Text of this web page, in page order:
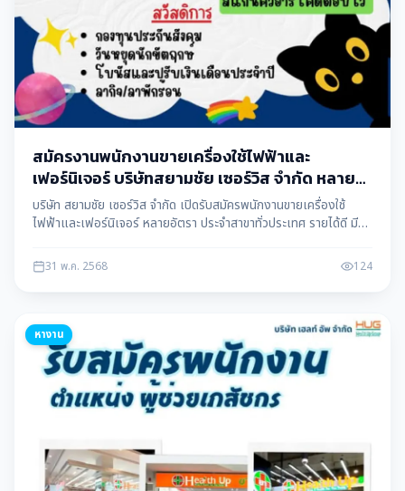
สมัครงานพนักงานขายเครื่องใช้ไฟฟ้าและ
เฟอร์นิเจอร์ บริษัทสยามชัย เซอร์วิส จำกัด หลาย
อัตรา
บริษัท สยามชัย เซอร์วิส จำกัด เปิดรับสมัครพนักงานขายเครื่องใช้
ไฟฟ้าและเฟอร์นิเจอร์ หลายอัตรา ประจำสาขาทั่วประเทศ รายได้ดี มี
31 พ.ค. 2568 124
หางาน